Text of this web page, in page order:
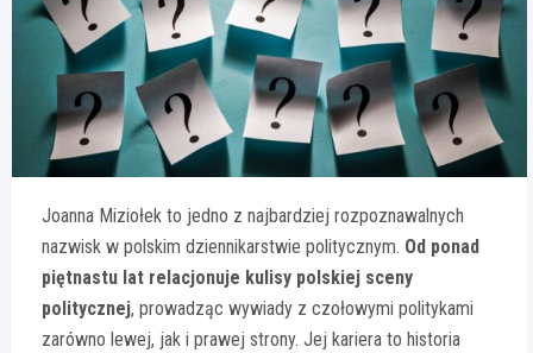
Joanna Miziołek to jedno z najbardziej rozpoznawalnych
nazwisk w polskim dziennikarstwie politycznym. Od ponad
piętnastu lat relacjonuje kulisy polskiej sceny
politycznej, prowadząc wywiady z czołowymi politykami
zarówno lewej, jak i prawej strony. Jej kariera to historia